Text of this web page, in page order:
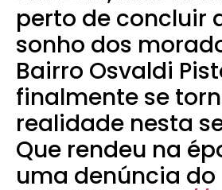
perto de concluir
sonho dos
Bairro Osvaldi
finalmente se
realidade nesta
Que rendeu na
uma denúncia do